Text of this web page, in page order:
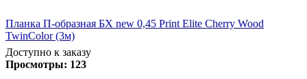
Планка П-образная БХ new 0,45 Print Elite Cherry Wood
TwinColor (3м)
Доступно к заказу
Просмотры: 123